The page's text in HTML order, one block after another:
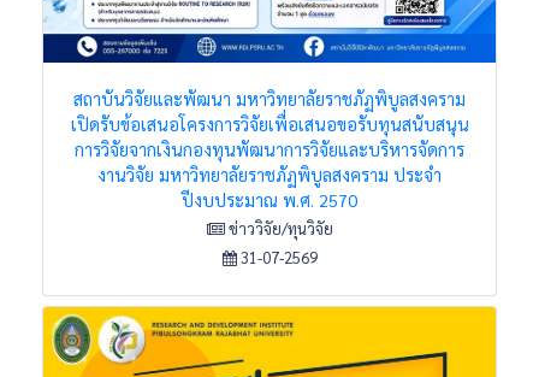
สถาบันวิจัยและพัฒนา มหาวิทยาลัยราชภัฏพิบูลสงคราม
เปิดรับข้อเสนอโครงการวิจัยเพื่อเสนอขอรับทุนสนับสนุน
การวิจัยจากเงินกองทุนพัฒนาการวิจัยและบริหารจัดการ
งานวิจัย มหาวิทยาลัยราชภัฏพิบูลสงคราม ประจำ
ปีงบประมาณ พ.ศ. 2570
ข่าววิจัย/ทุนวิจัย
31-07-2569